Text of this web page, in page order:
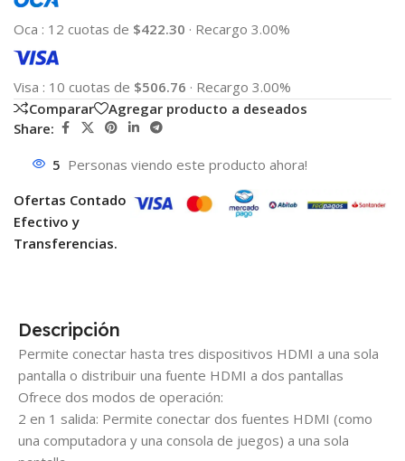
Oca : 12 cuotas de $422.30 · Recargo 3.00%
Visa : 10 cuotas de $506.76 · Recargo 3.00%
Comparar
Agregar producto a deseados
Share:
5 Personas viendo este producto ahora!
Ofertas Contado
Efectivo y
Transferencias.
Descripción
Permite conectar hasta tres dispositivos HDMI a una sola
pantalla o distribuir una fuente HDMI a dos pantallas
Ofrece dos modos de operación:
2 en 1 salida: Permite conectar dos fuentes HDMI (como
una computadora y una consola de juegos) a una sola